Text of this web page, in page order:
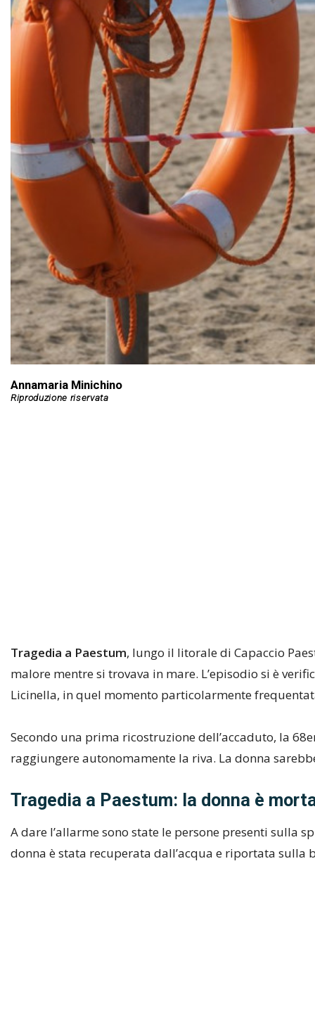
Annamaria Minichino
Tragedia a Paestum, lungo il litorale di Capaccio
malore mentre si trovava in mare. L’episodio si è
Licinella, in quel momento particolarmente
Secondo una prima ricostruzione dell’accaduto, la
raggiungere autonomamente la riva. La donna
Tragedia a Paestum: la donna è
A dare l’allarme sono state le persone presenti sulla
donna è stata recuperata dall’acqua e riportata